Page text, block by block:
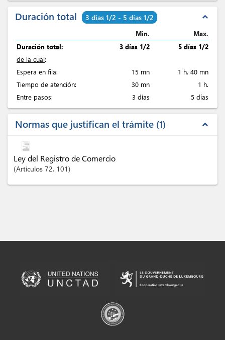
Duración total 3 días 1/2 - 5 días 1/2 expand_less
Min.
Max.
Duración total:
3 días 1/2
5 días 1/2
de la cual:
Espera en fila:
15 mn
1 h. 40 mn
Tiempo de atención:
30 mn
1 h.
Entre pasos:
3 días 5 días
Normas que justifican el trámite 1 expand_less
Ley del Registro de Comercio
Artículos 72, 101